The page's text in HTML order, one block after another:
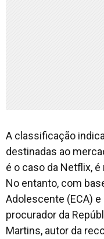
A classificação
destinadas ao
é o caso da Netflix,
No entanto, com
Adolescente (ECA)
procurador da
Martins, autor da